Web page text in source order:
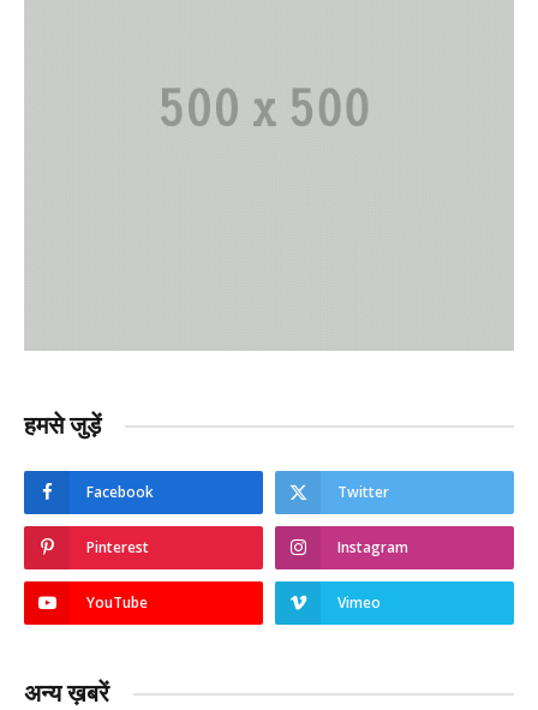
हमसे जुड़ें
Facebook Twitter
Pinterest Instagram
YouTube Vimeo
अन्य ख़बरें